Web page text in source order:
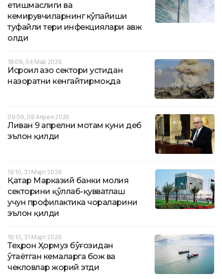
етишмаслиги ва
кемирувчиларнинг кўпайиши
туфайли тери инфекциялари авж
олди
18:09, 04 Май 2026
Исроил Ғазо сектори устидан
назоратни кенгайтирмоқда
09:09, 09 Апрел 2026
Ливан 9 апрелни мотам куни деб
эълон қилди
19:10, 31 Март 2026
Қатар Марказий банки молия
секторини қўллаб-қувватлаш
учун профилактика чораларини
эълон қилди
16:10, 31 Март 2026
Теҳрон Ҳормуз бўғозидан
ўтаётган кемаларга бож ва
чекловлар жорий этди